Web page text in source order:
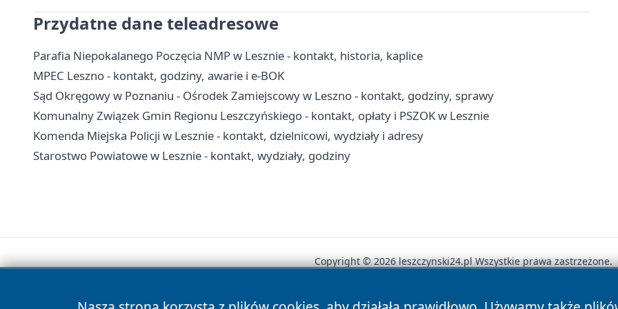
Przydatne dane teleadresowe
Parafia Niepokalanego Poczęcia NMP w Lesznie - kontakt, historia, kaplice
MPEC Leszno - kontakt, godziny, awarie i e-BOK
Sąd Okręgowy w Poznaniu - Ośrodek Zamiejscowy w Leszno - kontakt, godziny, sprawy
Komunalny Związek Gmin Regionu Leszczyńskiego - kontakt, opłaty i PSZOK w Lesznie
Komenda Miejska Policji w Lesznie - kontakt, dzielnicowi, wydziały i adresy
Starostwo Powiatowe w Lesznie - kontakt, wydziały, godziny
Copyright © 2026 leszczynski24.pl Wszystkie prawa zastrzeżone.